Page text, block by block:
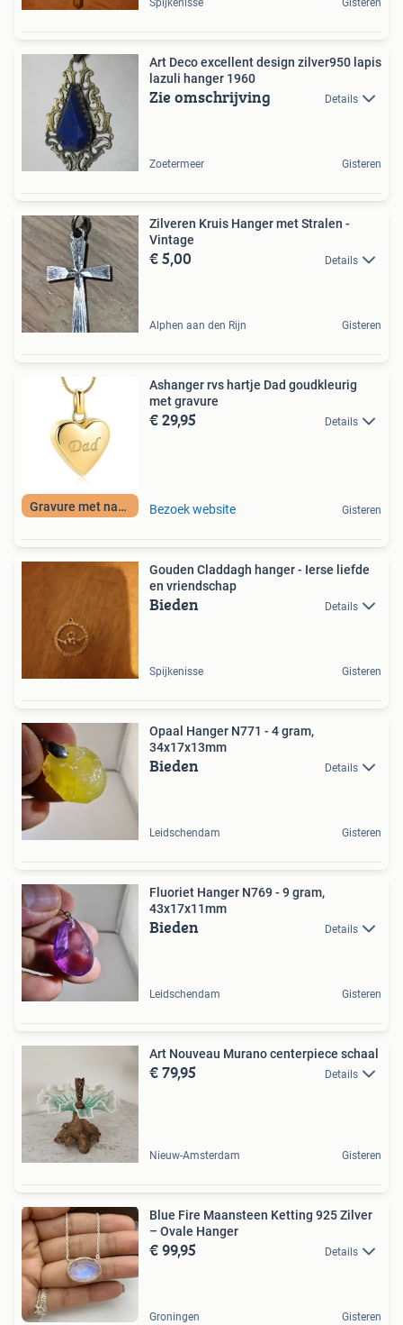
Spijkenisse Gisteren
Art Deco excellent design zilver950 lapis
lazuli hanger 1960
Zie omschrijving Details
Zoetermeer Gisteren
Zilveren Kruis Hanger met Stralen -
Vintage
€ 5,00 Details
Alphen aan den Rijn Gisteren
Gravure met naam
Ashanger rvs hartje Dad goudkleurig
met gravure
€ 29,95 Details
Bezoek website Gisteren
Gouden Claddagh hanger - Ierse liefde
en vriendschap
Bieden Details
Spijkenisse Gisteren
Opaal Hanger N771 - 4 gram,
34x17x13mm
Bieden Details
Leidschendam Gisteren
Fluoriet Hanger N769 - 9 gram,
43x17x11mm
Bieden Details
Leidschendam Gisteren
Art Nouveau Murano centerpiece schaal
€ 79,95 Details
Nieuw-Amsterdam Gisteren
Blue Fire Maansteen Ketting 925 Zilver
– Ovale Hanger
€ 99,95 Details
Groningen Gisteren